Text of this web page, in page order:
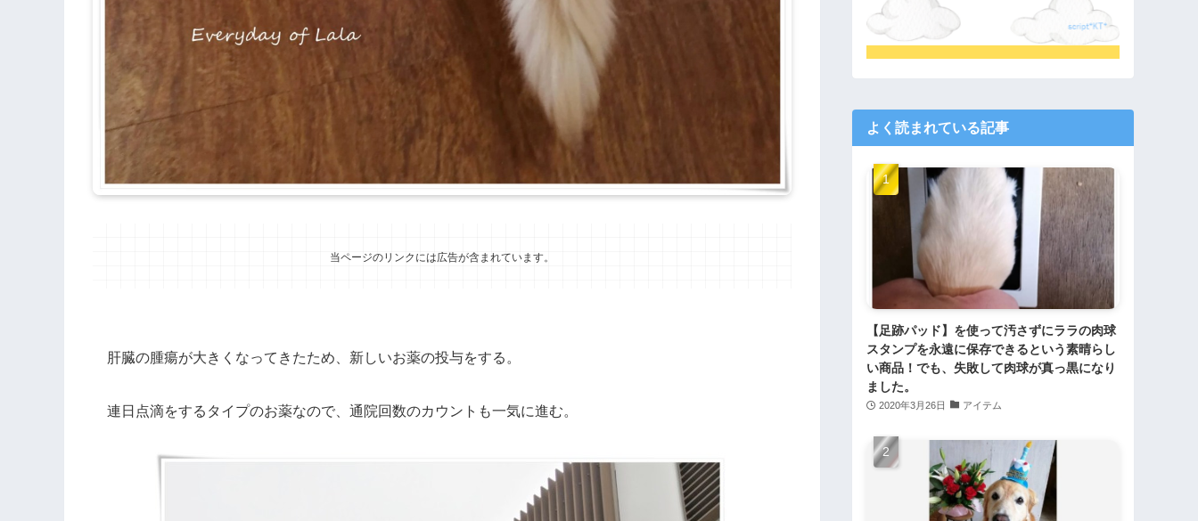
当ページのリンクには広告が含まれています。
肝臓の腫瘍が大きくなってきたため、新しいお薬の投与をする。
連日点滴をするタイプのお薬なので、通院回数のカウントも一気に進む。
よく読まれている記事
【足跡パッド】を使って汚さずにララの肉球
スタンプを永遠に保存できるという素晴らし
い商品！でも、失敗して肉球が真っ黒になり
ました。
2020年3月26日 アイテム